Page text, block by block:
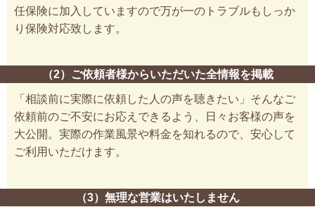
任保険に加入していますので万が一のトラブルもしっか
り保険対応致します。
（2）ご依頼者様からいただいた全情報を掲載
「相談前に実際に依頼した人の声を聴きたい」そんなご
依頼前のご不安にお応えできるよう、日々お客様の声を
大公開。実際の作業風景や料金を知れるので、安心して
ご利用いただけます。
（3）無理な営業はいたしません